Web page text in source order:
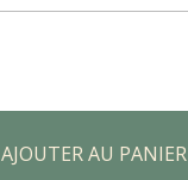
AJOUTER AU PANIER